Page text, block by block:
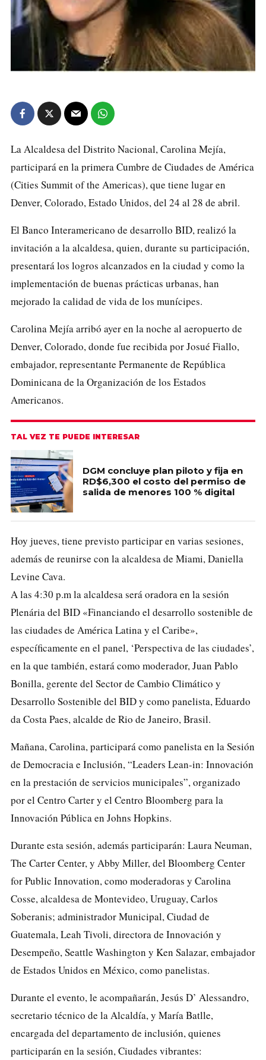
La Alcaldesa del Distrito Nacional, Carolina Mejía,
participará en la primera Cumbre de Ciudades de América
(Cities Summit of the Americas), que tiene lugar en
Denver, Colorado, Estado Unidos, del 24 al 28 de abril.
El Banco Interamericano de desarrollo BID, realizó la
invitación a la alcaldesa, quien, durante su participación,
presentará los logros alcanzados en la ciudad y como la
implementación de buenas prácticas urbanas, han
mejorado la calidad de vida de los munícipes.
Carolina Mejía arribó ayer en la noche al aeropuerto de
Denver, Colorado, donde fue recibida por Josué Fiallo,
embajador, representante Permanente de República
Dominicana de la Organización de los Estados
Americanos.
TAL VEZ TE PUEDE INTERESAR
DGM concluye plan piloto y fija en
RD$6,300 el costo del permiso de
salida de menores 100 % digital
Hoy jueves, tiene previsto participar en varias sesiones,
además de reunirse con la alcaldesa de Miami, Daniella
Levine Cava.
A las 4:30 p.m la alcaldesa será oradora en la sesión
Plenária del BID «Financiando el desarrollo sostenible de
las ciudades de América Latina y el Caribe»,
específicamente en el panel, ‘Perspectiva de las ciudades’,
en la que también, estará como moderador, Juan Pablo
Bonilla, gerente del Sector de Cambio Climático y
Desarrollo Sostenible del BID y como panelista, Eduardo
da Costa Paes, alcalde de Rio de Janeiro, Brasil.
Mañana, Carolina, participará como panelista en la Sesión
de Democracia e Inclusión, “Leaders Lean-in: Innovación
en la prestación de servicios municipales”, organizado
por el Centro Carter y el Centro Bloomberg para la
Innovación Pública en Johns Hopkins.
Durante esta sesión, además participarán: Laura Neuman,
The Carter Center, y Abby Miller, del Bloomberg Center
for Public Innovation, como moderadoras y Carolina
Cosse, alcaldesa de Montevideo, Uruguay, Carlos
Soberanis; administrador Municipal, Ciudad de
Guatemala, Leah Tivoli, directora de Innovación y
Desempeño, Seattle Washington y Ken Salazar, embajador
de Estados Unidos en México, como panelistas.
Durante el evento, le acompañarán, Jesús D’ Alessandro,
secretario técnico de la Alcaldía, y María Batlle,
encargada del departamento de inclusión, quienes
participarán en la sesión, Ciudades vibrantes: